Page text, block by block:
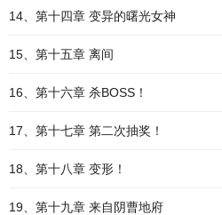
14、第十四章 变异的曙光女神
15、第十五章 离间
16、第十六章 杀BOSS！
17、第十七章 第二次抽奖！
18、第十八章 变形！
19、第十九章 来自阴曹地府